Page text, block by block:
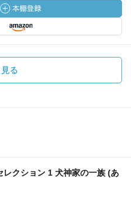
る
レクション 1 犬神家の一族 (あ